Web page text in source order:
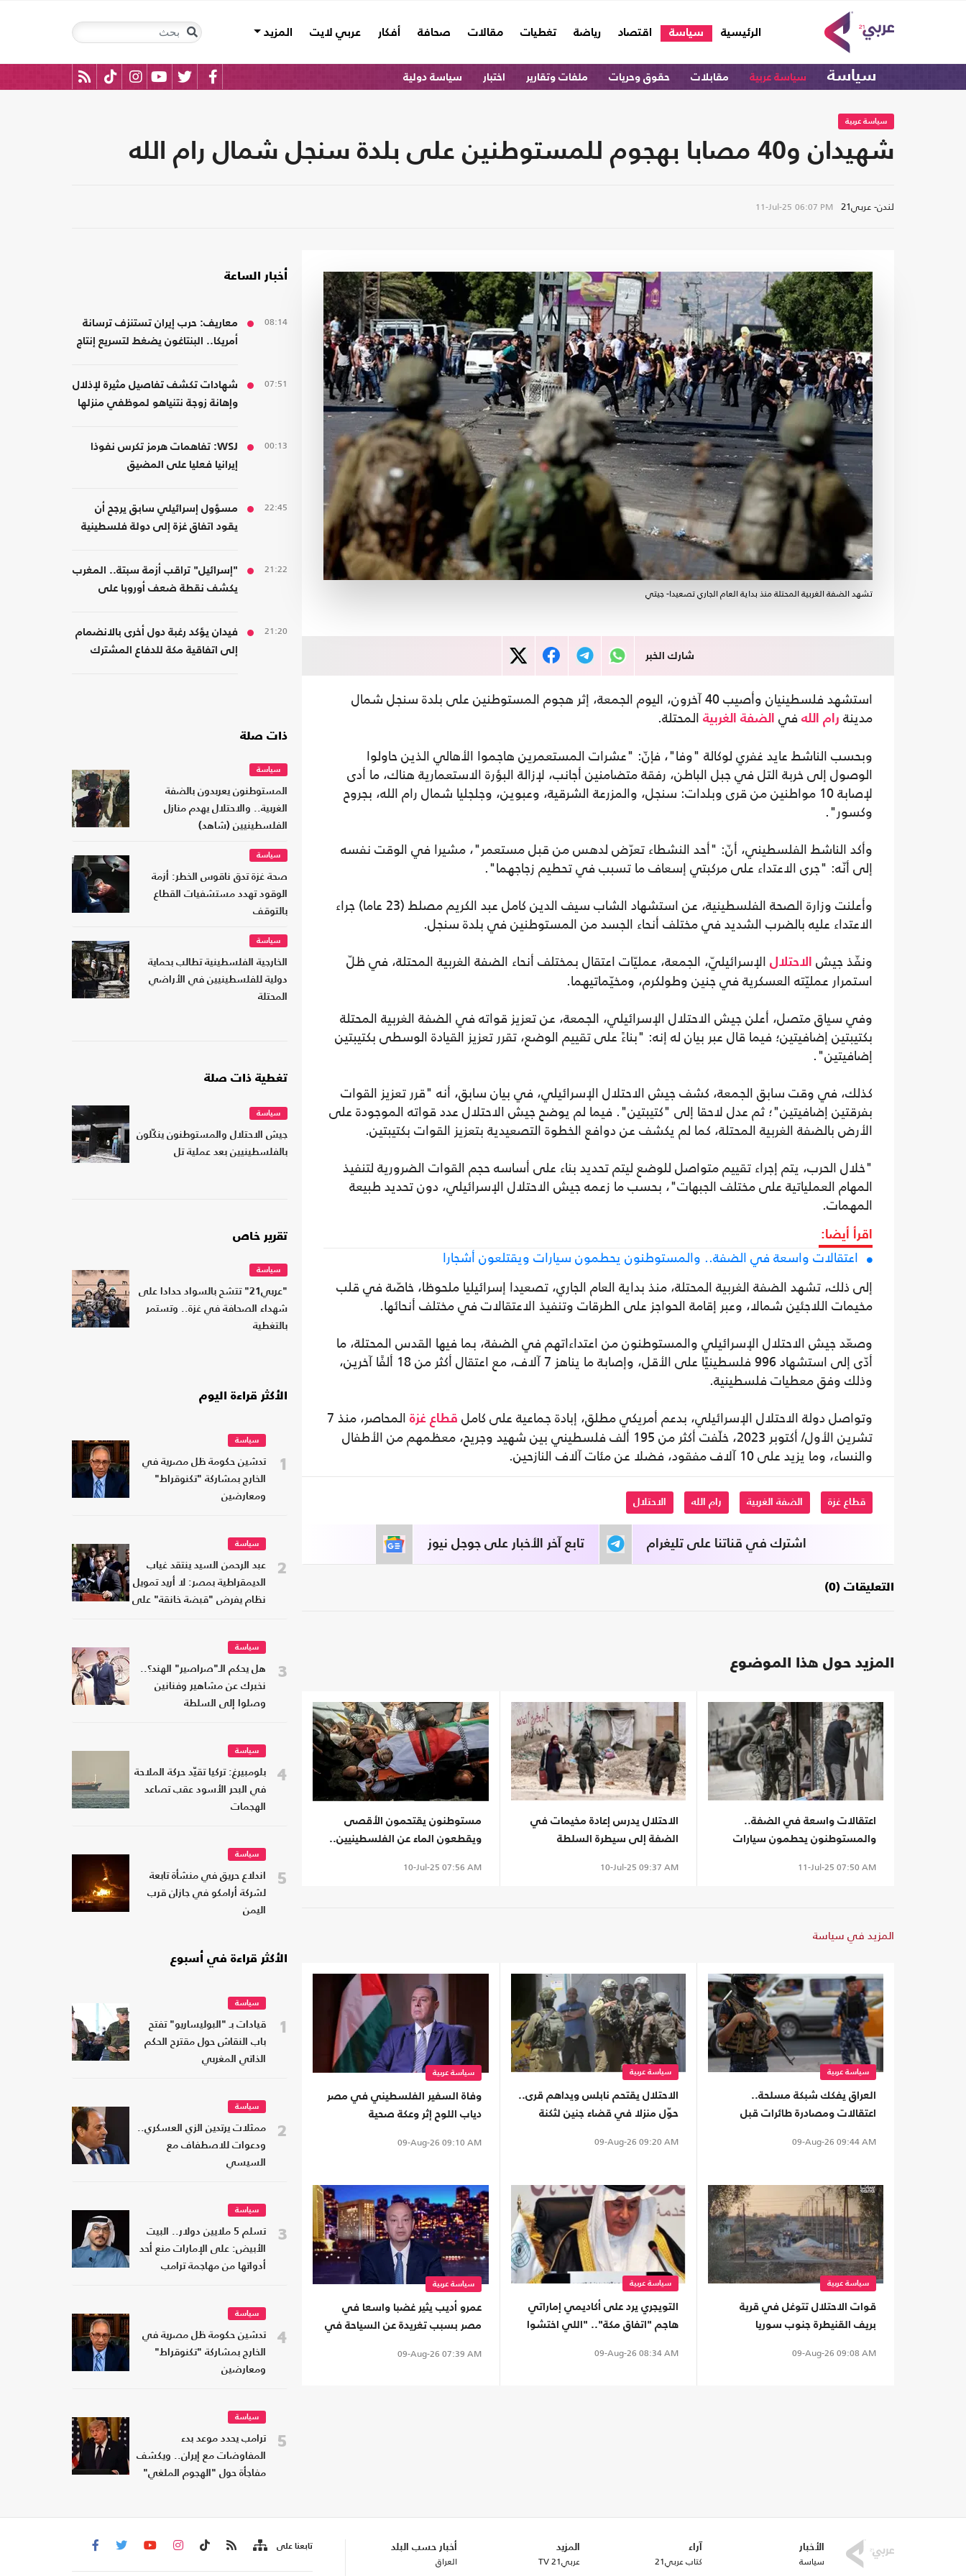
الرئيسية
(current) سياسة اقتصاد رياضة تغطيات مقالات صحافة أفكار عربي لايت المزيد
سياسة سياسة عربية مقابلات حقوق وحريات ملفات وتقارير اختبار سياسة دولية
سياسة عربية
شهيدان و40 مصابا بهجوم للمستوطنين على بلدة سنجل شمال رام الله
لندن- عربي21 11-Jul-25 06:07 PM
تشهد الضفة الغربية المحتلة منذ بداية العام الجاري تصعيدا- جيتي
شارك الخبر
استشهد فلسطينيان وأصيب 40 آخرون، اليوم الجمعة، إثر هجوم المستوطنين على بلدة سنجل شمال
مدينة رام الله في الضفة الغربية المحتلة.
وبحسب الناشط عايد غفري لوكالة "وفا"، فإنّ: "عشرات المستعمرين هاجموا الأهالي الذين حاولوا
الوصول إلى خربة التل في جبل الباطن، رفقة متضامنين أجانب، لإزالة البؤرة الاستعمارية هناك، ما أدى
لإصابة 10 مواطنين من قرى وبلدات: سنجل، والمزرعة الشرقية، وعبوين، وجلجليا شمال رام الله، بجروح
وكسور".
وأكد الناشط الفلسطيني، أنّ: "أحد النشطاء تعرّض لدهس من قبل مستعمر"، مشيرا في الوقت نفسه
إلى أنّه: "جرى الاعتداء على مركبتي إسعاف ما تسبب في تحطيم زجاجهما".
وأعلنت وزارة الصحة الفلسطينية، عن استشهاد الشاب سيف الدين كامل عبد الكريم مصلط (23 عاما) جراء
الاعتداء عليه بالضرب الشديد في مختلف أنحاء الجسد من المستوطنين في بلدة سنجل.
ونفّذ جيش
الاحتلال الإسرائيليّ، الجمعة، عمليّات اعتقال بمختلف أنحاء الضفة الغربية المحتلة، في ظلّ
استمرار عمليّته العسكرية في جنين وطولكرم، ومخيّماتيهما.
وفي سياق متصل، أعلن جيش الاحتلال الإسرائيلي، الجمعة، عن تعزيز قواته في الضفة الغربية المحتلة
بكتيبتين إضافيتين؛ فيما قال عبر بيان له إنه: "بناءً على تقييم الوضع، تقرر تعزيز القيادة الوسطى بكتيبتين
إضافيتين".
كذلك، في وقت سابق الجمعة، كشف جيش الاحتلال الإسرائيلي، في بيان سابق، أنه "قرر تعزيز القوات
بفرقتين إضافيتين"؛ ثم عدل لاحقا إلى "كتيبتين". فيما لم يوضح جيش الاحتلال عدد قواته الموجودة على
الأرض بالضفة الغربية المحتلة، كما لم يكشف عن دوافع الخطوة التصعيدية بتعزيز القوات بكتيبتين.
"خلال الحرب، يتم إجراء تقييم متواصل للوضع ليتم تحديد بناء على أساسه حجم القوات الضرورية لتنفيذ
المهام العملياتية على مختلف الجبهات"، بحسب ما زعمه جيش الاحتلال الإسرائيلي، دون تحديد طبيعة
المهمات.
اقرأ أيضا:
اعتقالات واسعة في الضفة.. والمستوطنون يحطمون سيارات ويقتلعون أشجارا
إلى ذلك، تشهد الضفة الغربية المحتلة، منذ بداية العام الجاري، تصعيدا إسرائيليا ملحوظا، خاصّة في قلب
مخيمات اللاجئين شمالا، وعبر إقامة الحواجز على الطرقات وتنفيذ الاعتقالات في مختلف أنحائها.
وصعّد جيش الاحتلال الإسرائيلي والمستوطنون من اعتداءاتهم في الضفة، بما فيها القدس المحتلة، ما
أدّى إلى استشهاد 996 فلسطينيًا على الأقل، وإصابة ما يناهز 7 آلاف، مع اعتقال أكثر من 18 ألفًا آخرين،
وذلك وفق معطيات فلسطينية.
وتواصل دولة الاحتلال الإسرائيلي، بدعم أمريكي مطلق، إبادة جماعية على كامل قطاع غزة
المحاصر، منذ 7
تشرين الأول/ أكتوبر 2023، خلّفت أكثر من 195 ألف فلسطيني بين شهيد وجريح، معظمهم من الأطفال
والنساء، وما يزيد على 10 آلاف مفقود، فضلا عن مئات آلاف النازحين.
قطاع غزة الضفة الغربية رام الله الاحتلال
تابع آخر الأخبار على جوجل نيوز اشترك في قناتنا على تليغرام
التعليقات (0)
المزيد حول هذا الموضوع
اعتقالات واسعة في الضفة..
والمستوطنون يحطمون سيارات
11-Jul-25 07:50 AM
الاحتلال يدرس إعادة مخيمات في
الضفة إلى سيطرة السلطة
10-Jul-25 09:37 AM
مستوطنون يقتحمون الأقصى
ويقطعون الماء عن الفلسطينيين..
10-Jul-25 07:56 AM
المزيد في سياسة
سياسة عربية
العراق يفكك شبكة مسلحة..
اعتقالات ومصادرة طائرات قبل
09-Aug-26 09:44 AM
سياسة عربية
الاحتلال يقتحم نابلس ويداهم قرى..
حوّل منزلا في قضاء جنين لثكنة
09-Aug-26 09:20 AM
سياسة عربية
وفاة السفير الفلسطيني في مصر
دياب اللوح إثر وعكة صحية
09-Aug-26 09:10 AM
سياسة عربية
قوات الاحتلال تتوغل في قرية
بريف القنيطرة جنوب سوريا
09-Aug-26 09:08 AM
سياسة عربية
التويجري يرد على أكاديمي إماراتي
هاجم "اتفاق مكة".. "اللي اختشوا
09-Aug-26 08:34 AM
سياسة عربية
عمرو أديب يثير غضبا واسعا في
مصر بسبب تغريدة عن السياحة في
09-Aug-26 07:39 AM
أخبار الساعة
08:14
معاريف: حرب إيران تستنزف ترسانة
أمريكا.. البنتاغون يضغط لتسريع إنتاج
07:51
شهادات تكشف تفاصيل مثيرة لإذلال
وإهانة زوجة نتنياهو لموظفي منزلها
00:13
WSJ: تفاهمات هرمز تكرس نفوذا
إيرانيا فعليا على المضيق
22:45
مسؤول إسرائيلي سابق يرجح أن
يقود اتفاق غزة إلى دولة فلسطينية
21:22
"إسرائيل" تراقب أزمة سبتة.. المغرب
يكشف نقطة ضعف أوروبا على
21:20
فيدان يؤكد رغبة دول أخرى بالانضمام
إلى اتفاقية مكة للدفاع المشترك
ذات صلة
سياسة
المستوطنون يعربدون بالضفة
الغربية.. والاحتلال يهدم منازل
الفلسطينيين (شاهد)
سياسة
صحة غزة تدق ناقوس الخطر: أزمة
الوقود تهدد مستشفيات القطاع
بالتوقف
سياسة
الخارجية الفلسطينية تطالب بحماية
دولية للفلسطينيين في الأراضي
المحتلة
تغطية ذات صلة
سياسة
جيش الاحتلال والمستوطنون ينكّلون
بالفلسطينيين بعد عملية تل
تقرير خاص
سياسة
"عربي21" تتشح بالسواد حدادا على
شهداء الصحافة في غزة.. وتستمر
بالتغطية
الأكثر قراءة اليوم
1
سياسة
تدشين حكومة ظل مصرية في
الخارج بمشاركة "تكنوقراط"
ومعارضين
2
سياسة
عبد الرحمن السيد ينتقد غياب
الديمقراطية بمصر: لا أريد تمويل
نظام يفرض "قبضة خانقة" على
3
سياسة
هل يحكم الـ"صراصير" الهند؟..
نخبرك عن مشاهير وفنانين
وصلوا إلى السلطة
4
سياسة
بلومبيرغ: تركيا تقيّد حركة الملاحة
في البحر الأسود عقب تصاعد
الهجمات
5
سياسة
اندلاع حريق في منشأة تابعة
لشركة أرامكو في جازان قرب
اليمن
الأكثر قراءة في أسبوع
1
سياسة
قيادات بـ "البوليساريو" تفتح
باب النقاش حول مقترح الحكم
الذاتي المغربي
2
سياسة
ممثلات يرتدين الزي العسكري..
ودعوات للاصطفاف مع
السيسي
3
سياسة
تسلم 5 ملايين دولار.. البيت
الأبيض: على الإمارات منع أحد
أدواتها من مهاجمة ترامب
4
سياسة
تدشين حكومة ظل مصرية في
الخارج بمشاركة "تكنوقراط"
ومعارضين
5
سياسة
ترامب يحدد موعد بدء
المفاوضات مع إيران.. ويكشف
مفاجأة حول "الهجوم الملغي"
الأخبار
سياسة
آراء
كتاب عربي21
المزيد
عربي21 TV
أخبار حسب البلد
العراق
تابعنا على